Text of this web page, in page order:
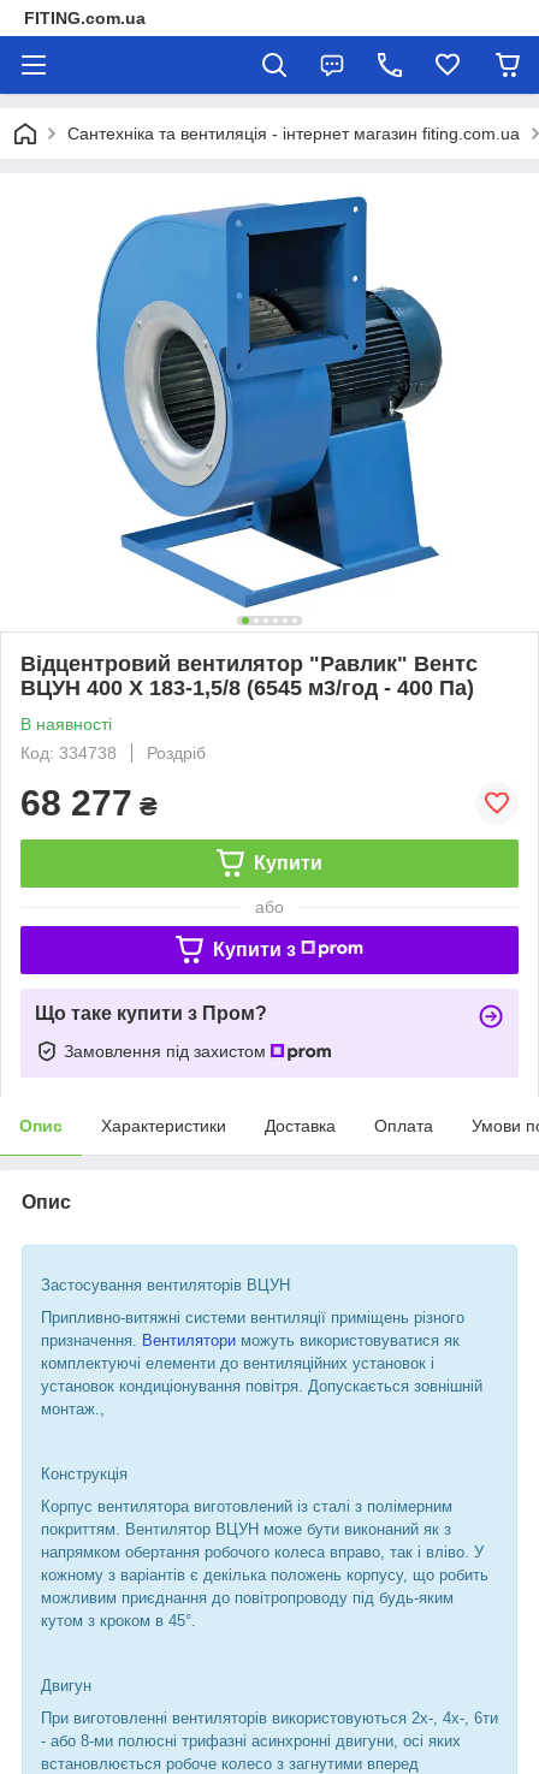
FITING.com.ua
Сантехніка та вентиляція - інтернет магазин fiting.com.ua
Відцентровий вентилятор "Равлик" Вентс
ВЦУН 400 Х 183-1,5/8 (6545 м3/год - 400 Па)
В наявності
Код: 334738
Роздріб
68 277 ₴
Купити
або
Купити з
Що таке купити з Пром?
Замовлення під захистом
Опис Характеристики Доставка Оплата Умови
Опис
Застосування вентиляторів ВЦУН
Припливно-витяжні системи вентиляції приміщень різного
призначення.
Вентилятори можуть використовуватися як
комплектуючі елементи до вентиляційних установок і
установок кондиціонування повітря. Допускається зовнішній
монтаж.,
Конструкція
Корпус вентилятора виготовлений із сталі з полімерним
покриттям. Вентилятор ВЦУН може бути виконаний як з
напрямком обертання робочого колеса вправо, так і вліво. У
кожному з варіантів є декілька положень корпусу, що робить
можливим приєднання до повітропроводу під будь-яким
кутом з кроком в 45°.
Двигун
При виготовленні вентиляторів використовуються 2х-, 4х-, 6ти
- або 8-ми полюсні трифазні асинхронні двигуни, осі яких
встановлюється робоче колесо з загнутими вперед